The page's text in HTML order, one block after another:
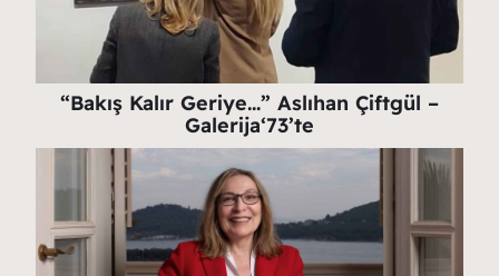
“Bakış Kalır Geriye…” Aslıhan Çiftgül –
Galerija‘73’te